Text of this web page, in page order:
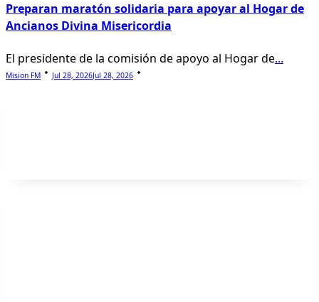
Preparan maratón solidaria para apoyar al Hogar de
Ancianos Divina Misericordia
El presidente de la comisión de apoyo al Hogar de...
Mision FM Jul 28, 2026Jul 28, 2026